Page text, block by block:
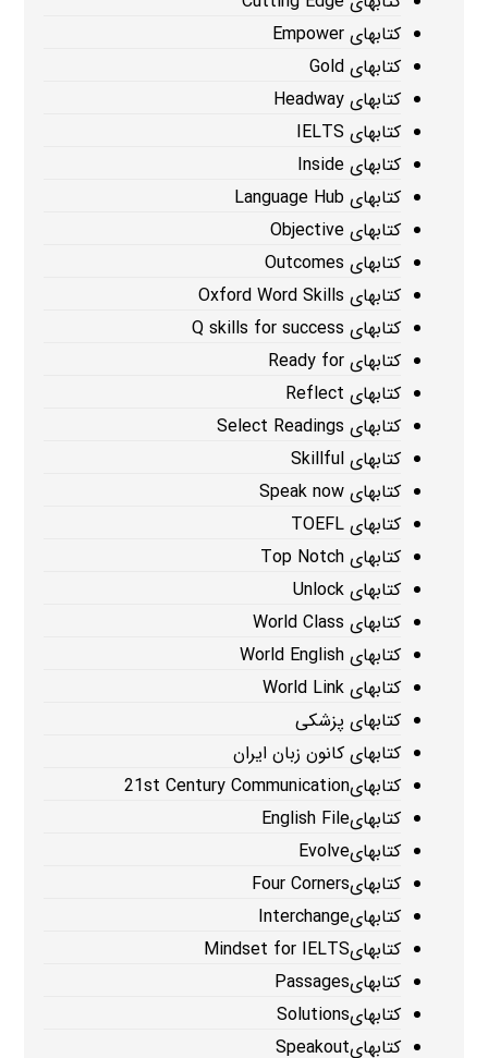
کتابهای Empower
کتابهای Gold
کتابهای Headway
کتابهای IELTS
کتابهای Inside
کتابهای Language Hub
کتابهای Objective
کتابهای Outcomes
کتابهای Oxford Word Skills
کتابهای Q skills for success
کتابهای Ready for
کتابهای Reflect
کتابهای Select Readings
کتابهای Skillful
کتابهای Speak now
کتابهای TOEFL
کتابهای Top Notch
کتابهای Unlock
کتابهای World Class
کتابهای World English
کتابهای World Link
کتابهای پزشکی
کتابهای کانون زبان ایران
کتابهای21st Century Communication
کتابهایEnglish File
کتابهایEvolve
کتابهایFour Corners
کتابهایInterchange
کتابهایMindset for IELTS
کتابهایPassages
کتابهایSolutions
کتابهایSpeakout